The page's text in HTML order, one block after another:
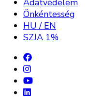
Adatvédelem
Önkéntesség
HU / EN
SZJA 1%